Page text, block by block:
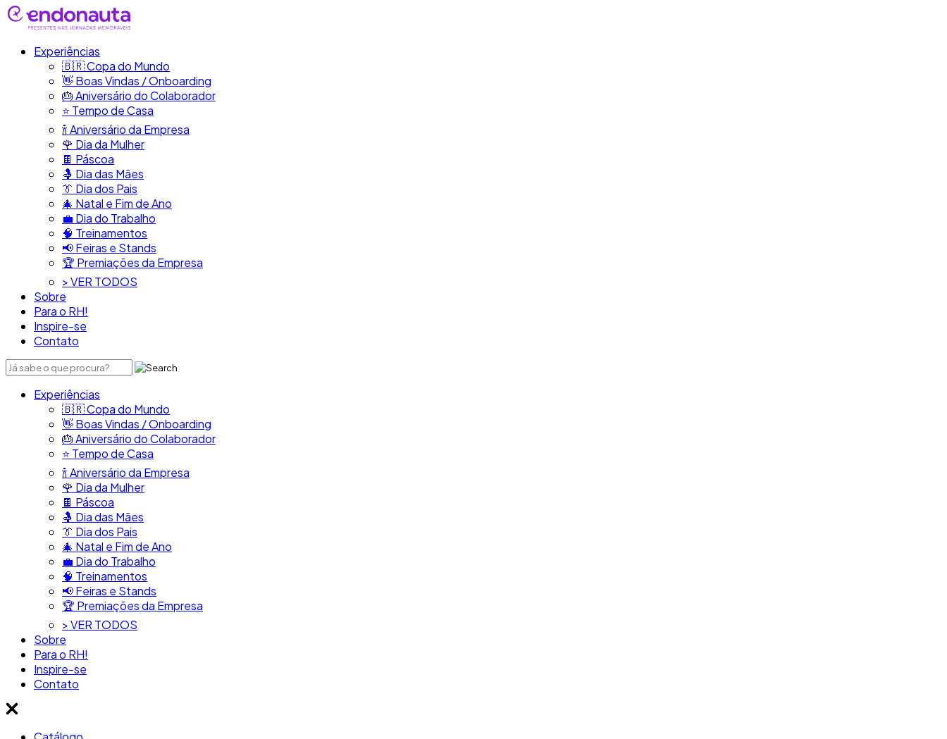
Experiências
🇧🇷​ Copa do Mundo
👋​ Boas Vindas / Onboarding
🎂​ Aniversário do Colaborador
⭐​ Tempo de Casa
​🍾​ Aniversário da Empresa
🌹 Dia da Mulher
🍫​ Páscoa
🤱 Dia das Mães
👔​ Dia dos Pais
🎄 Natal e Fim de Ano
💼​ Dia do Trabalho
🧠​ Treinamentos
📢​ Feiras e Stands
🏆 Premiações da Empresa
> VER TODOS
Sobre
Para o RH!
Inspire-se
Contato
Experiências
🇧🇷​ Copa do Mundo
👋​ Boas Vindas / Onboarding
🎂​ Aniversário do Colaborador
⭐​ Tempo de Casa
​🍾​ Aniversário da Empresa
🌹 Dia da Mulher
🍫​ Páscoa
🤱 Dia das Mães
👔​ Dia dos Pais
🎄 Natal e Fim de Ano
💼​ Dia do Trabalho
🧠​ Treinamentos
📢​ Feiras e Stands
🏆 Premiações da Empresa
> VER TODOS
Sobre
Para o RH!
Inspire-se
Contato